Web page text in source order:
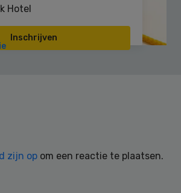
Hotel
Inschrijven
zijn op om een reactie te plaatsen.